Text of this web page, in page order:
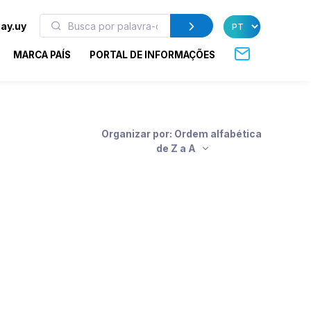
MARCA PAÍS PORTAL DE INFORMAÇÕES
Organizar por: Ordem alfabética
de Z a A